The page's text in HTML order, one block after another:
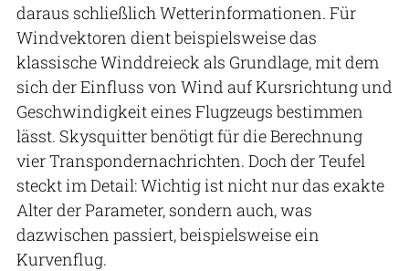
daraus schließlich Wetterinformationen. Für
Windvektoren dient beispielsweise das
klassische Winddreieck als Grundlage, mit dem
sich der Einfluss von Wind auf Kursrichtung und
Geschwindigkeit eines Flugzeugs bestimmen
lässt. Skysquitter benötigt für die Berechnung
vier Transpondernachrichten. Doch der Teufel
steckt im Detail: Wichtig ist nicht nur das exakte
Alter der Parameter, sondern auch, was
dazwischen passiert, beispielsweise ein
Kurvenflug.